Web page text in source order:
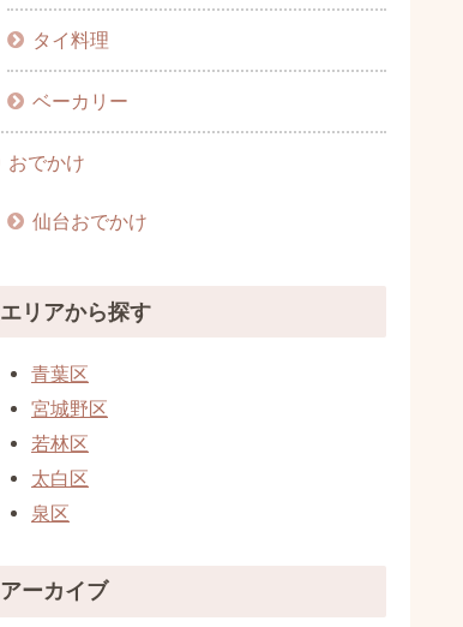
タイ料理
ベーカリー
おでかけ
仙台おでかけ
エリアから探す
青葉区
宮城野区
若林区
太白区
泉区
アーカイブ